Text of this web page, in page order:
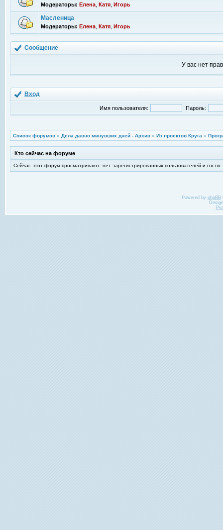
Модераторы: Елена Катя Игорь
Масленица
Модераторы: Елена Катя Игорь
Сообщение
У вас нет
Вход
Имя пользователя: Пароль:
Список форумов » Дела давно минувших дней - Архив » Из проектов Круга »
Кто сейчас на форуме
Сейчас этот форум просматривают: нет зарегистрированных пользователей и гости:
Powered by phpBB